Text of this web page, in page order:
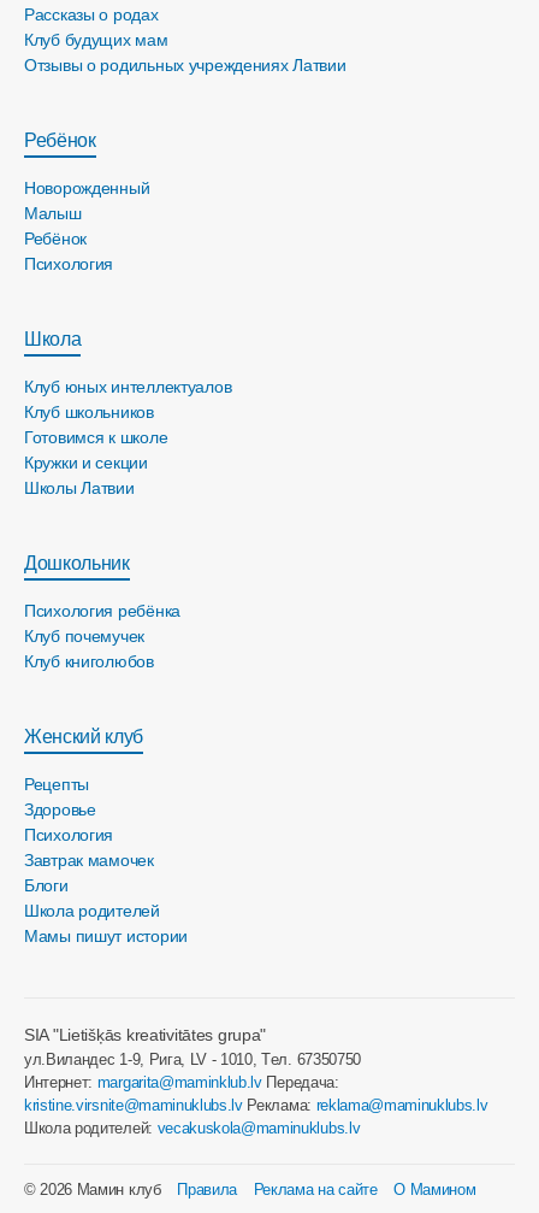
Рассказы о родах
Клуб будущих мам
Отзывы о родильных учреждениях Латвии
Ребёнок
Новорожденный
Малыш
Ребёнок
Психология
Школа
Клуб юных интеллектуалов
Клуб школьников
Готовимся к школе
Кружки и секции
Школы Латвии
Дошкольник
Психология ребёнка
Клуб почемучек
Клуб книголюбов
Женский клуб
Рецепты
Здоровье
Психология
Завтрак мамочек
Блоги
Школа родителей
Мамы пишут истории
SIA "Lietišķās kreativitātes grupa"
ул.Виландес 1-9, Рига, LV - 1010, Tел. 67350750
Интернет: margarita@maminklub.lvПередача:
kristine.virsnite@maminuklubs.lvРеклама: reklama@maminuklubs.lv
Школа родителей: vecakuskola@maminuklubs.lv
© 2026 Мамин клуб Правила Реклама на сайте О Мамином